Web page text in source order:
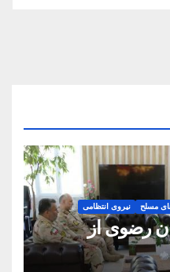
مسلح نیروی انتظامی
رضوی از